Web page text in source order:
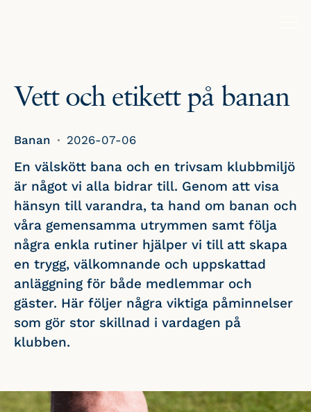
Vett och etikett på banan
Banan 2026-07-06
En välskött bana och en trivsam klubbmiljö
är något vi alla bidrar till. Genom att visa
hänsyn till varandra, ta hand om banan och
våra gemensamma utrymmen samt följa
några enkla rutiner hjälper vi till att skapa
en trygg, välkomnande och uppskattad
anläggning för både medlemmar och
gäster. Här följer några viktiga påminnelser
som gör stor skillnad i vardagen på
klubben.